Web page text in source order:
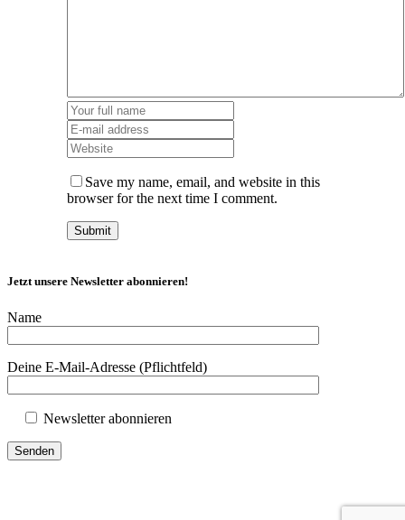
Save my name, email, and website in this
browser for the next time I comment.
Jetzt unsere Newsletter abonnieren!
Name
Deine E-Mail-Adresse (Pflichtfeld)
Newsletter abonnieren